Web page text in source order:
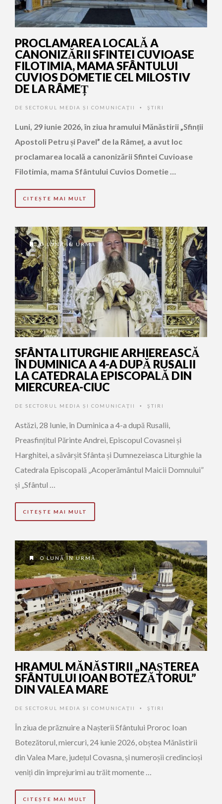
PROCLAMAREA LOCALĂ A
CANONIZĂRII SFINTEI CUVIOASE
FILOTIMIA, MAMA SFÂNTULUI
CUVIOS DOMETIE CEL MILOSTIV
DE LA RÂMEȚ
DE SECTORUL MEDIA ȘI COMUNICAȚII • ŞTIRI
Luni, 29 iunie 2026, în ziua hramului Mănăstirii „Sfinții
Apostoli Petru și Pavel” de la Râmeț, a avut loc
proclamarea locală a canonizării Sfintei Cuvioase
Filotimia, mama Sfântului Cuvios Dometie …
CITEȘTE MAI MULT
O LUNĂ ÎN URMĂ
SFÂNTA LITURGHIE ARHIEREASCĂ
ÎN DUMINICA A 4-A DUPĂ RUSALII
LA CATEDRALA EPISCOPALĂ DIN
MIERCUREA-CIUC
DE SECTORUL MEDIA ȘI COMUNICAȚII • ŞTIRI
Astăzi, 28 Iunie, în Duminica a 4-a după Rusalii,
Preasfințitul Părinte Andrei, Episcopul Covasnei și
Harghitei, a săvârșit Sfânta și Dumnezeiasca Liturghie la
Catedrala Episcopală „Acoperământul Maicii Domnului”
și „Sfântul …
CITEȘTE MAI MULT
O LUNĂ ÎN URMĂ
HRAMUL MĂNĂSTIRII „NAȘTEREA
SFÂNTULUI IOAN BOTEZĂTORUL”
DIN VALEA MARE
DE SECTORUL MEDIA ȘI COMUNICAȚII • ŞTIRI
În ziua de prăznuire a Nașterii Sfântului Proroc Ioan
Botezătorul, miercuri, 24 iunie 2026, obștea Mănăstirii
din Valea Mare, județul Covasna, și numeroșii credincioși
veniți din împrejurimi au trăit momente …
CITEȘTE MAI MULT